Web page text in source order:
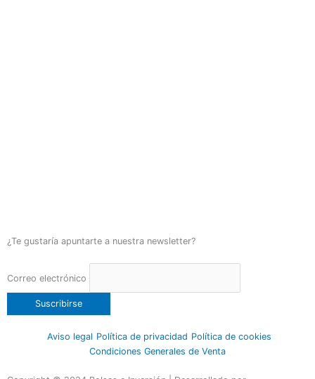
¿Te gustaría apuntarte a nuestra newsletter?
Correo electrónico
Aviso legal Política de privacidad Política de cookies
Condiciones Generales de Venta